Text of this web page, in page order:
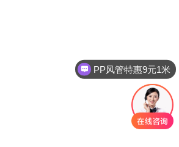
PP风管特惠9元1米